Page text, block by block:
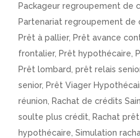
Packageur regroupement de
Partenariat regroupement de
Prêt à pallier, Prêt avance
frontalier, Prêt hypothécaire
Prêt lombard ,prêt relais
senior, Prêt Viager
réunion
Rachat de crédits
soulte plus crédit
Rachat
hypothécaire ,Simulation